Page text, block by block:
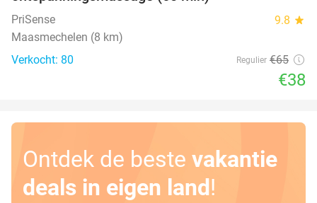
PriSense 9.8 star
Maasmechelen (8 km)
Verkocht: 80
Regulier €65
€38
Ontdek de beste vakantie
deals in eigen land!